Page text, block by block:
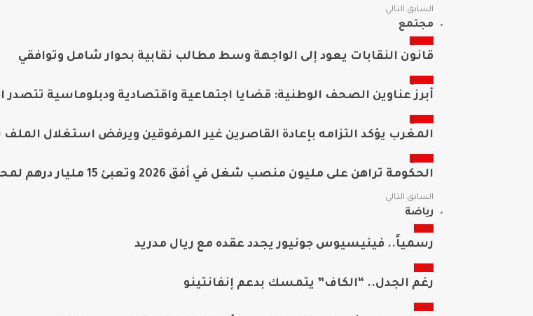
السابق التالي
مجتمع
مجتمع
قانون النقابات يعود إلى الواجهة وسط مطالب نقابية بحوار شامل وتوافقي
مجتمع
أبرز عناوين الصحف الوطنية: قضايا اجتماعية واقتصادية ودبلوماسية
مجتمع
المغرب يؤكد التزامه بإعادة القاصرين غير المرفوقين ويرفض استغلال
مجتمع
الحكومة تراهن على مليون منصب شغل في أفق 2026 وتعبئ 15 مليار درهم لمحاربة البطالة
السابق التالي
رياضة
رياضة
رسمياً.. فينيسيوس جونيور يجدد عقده مع ريال مدريد
رياضة
رغم الجدل.. “الكاف” يتمسك بدعم إنفانتينو
رياضة